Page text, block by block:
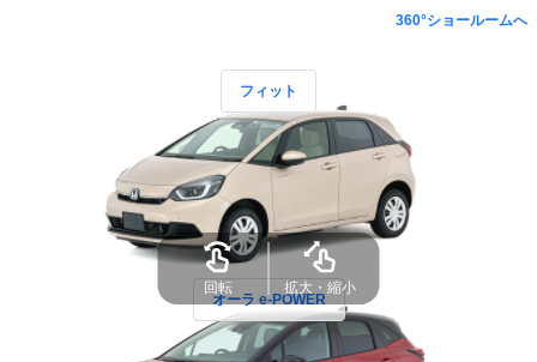
360°ショールームへ
フィット
オーラ e-POWER
回転 拡大・縮小